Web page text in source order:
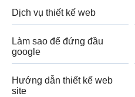
Dịch vụ thiết kế web
Làm sao để đứng đầu
google
Hướng dẫn thiết kế web
site